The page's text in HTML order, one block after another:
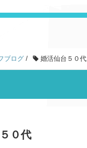
ブログ / 婚活仙台５０代
０代